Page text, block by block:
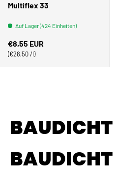
Multiflex 33
Auf Lager (424 Einheiten)
Normaler Preis
€8,55 EUR
Grundpreis
€28,50 /l
BAUDICHT
BAUDICHT